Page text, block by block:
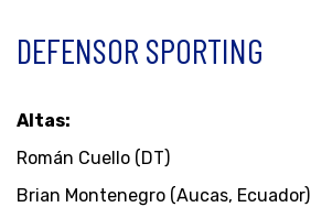
DEFENSOR SPORTING
Altas:
Román Cuello (DT)
Brian Montenegro (Aucas, Ecuador)